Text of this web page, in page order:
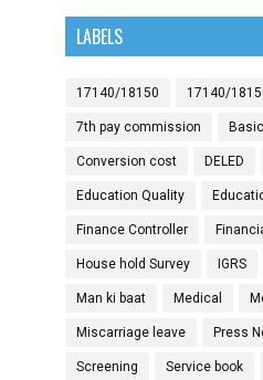
LABELS
17140/18150 17140/
7th pay commission
Conversion cost DELED
Education Quality
Finance Controller
House hold Survey IGRS
Man ki baat Medical
Miscarriage leave Press
Screening Service book